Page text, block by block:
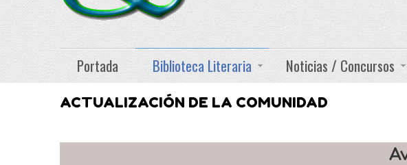
Portada Biblioteca Literaria Noticias / Concursos
ACTUALIZACIÓN DE LA COMUNIDAD